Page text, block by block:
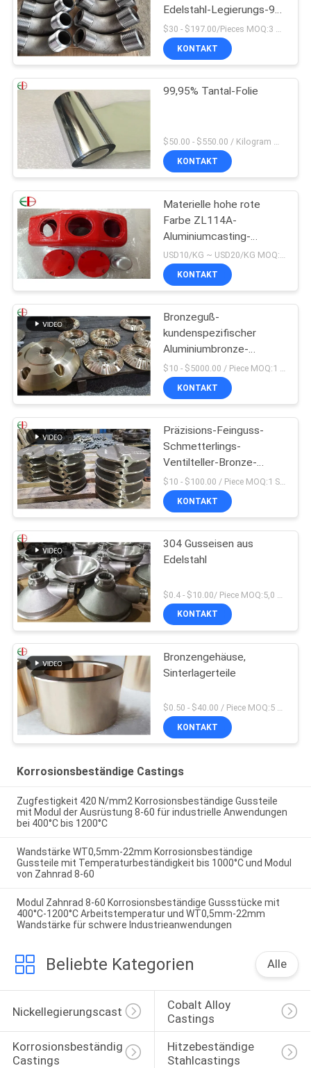
Edelstahl-Legierungs-90
des Grad-1,4418
KONTAKT
99,95% Tantal-Folie
$50.00 - $550.00 / Kilogram MOQ:2 Kilogramm
KONTAKT
Materielle hohe rote
Farbe ZL114A-
Aluminiumcasting-
Legierungen Alu
Präzisions-EB9147
USD10/KG ~ USD20/KG MOQ:50 kg
KONTAKT
Bronzeguß-
kundenspezifischer
Aluminiumbronze-
Ventilkörper C95200
C95210
KONTAKT
Präzisions-Feinguss-
Schmetterlings-
Ventilteller-Bronze-
Messing 009 ASTM B61
B62
KONTAKT
304 Gusseisen aus
Edelstahl
KONTAKT
Bronzengehäuse,
Sinterlagerteile
$0.50 - $40.00 / Piece MOQ:5 Stücke
KONTAKT
Korrosionsbeständige Castings
Zugfestigkeit 420 N/mm2 Korrosionsbeständige Gussteile
mit Modul der Ausrüstung 8-60 für industrielle Anwendungen
bei 400°C bis 1200°C
Wandstärke WT0,5mm-22mm Korrosionsbeständige
Gussteile mit Temperaturbeständigkeit bis 1000°C und Modul
von Zahnrad 8-60
Modul Zahnrad 8-60 Korrosionsbeständige Gussstücke mit
400°C-1200°C Arbeitstemperatur und WT0,5mm-22mm
Wandstärke für schwere Industrieanwendungen
Beliebte Kategorien Alle
Nickellegierungscasting
Cobalt Alloy
Castings
Korrosionsbeständige
Castings
Hitzebeständige
Stahlcastings